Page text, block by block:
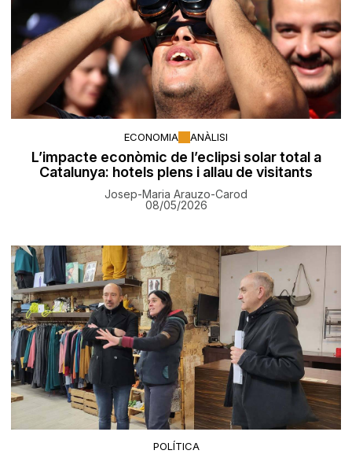
ECONOMIA ANÀLISI
L’impacte econòmic de l’eclipsi solar total a
Catalunya: hotels plens i allau de visitants
Josep-Maria Arauzo-Carod
08/05/2026
POLÍTICA